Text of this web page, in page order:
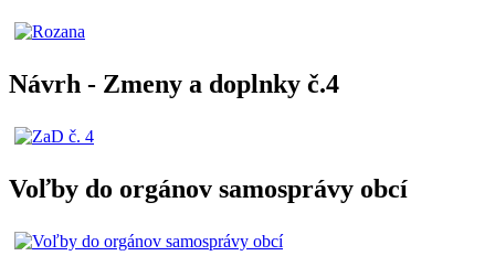
Návrh - Zmeny a doplnky č.4
Voľby do orgánov samosprávy obcí